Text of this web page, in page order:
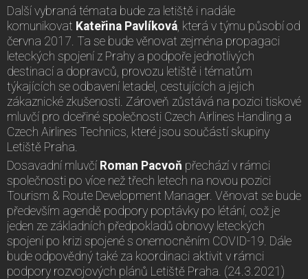
Další vybraná témata bude za letiště i nadále
komunikovat Kateřina Pavlíková , která v týmu působí od
června 2017. Ta se bude věnovat zejména propagaci
leteckých spojení z Prahy a podpoře jednotlivých
destinací a dopravců, provozu letiště i tématům
týkajících se odbavení letadel, cestujících a jejich
zákaznické zkušenosti. Zároveň zůstává na pozici tiskové
mluvčí pro dceřiné společnosti Czech Airlines Handling a
Czech Airlines Technics, které jsou součástí skupiny
Letiště Praha.
Dosavadní mluvčí Roman Pacvoň přechází v rámci
společnosti po více než třech letech na novou pozici
Tourism & Route Development Manager. Věnovat se bude
především agendě podpory poptávky po létání, což je
jeden ze základních předpokladů obnovy leteckých
spojení po krizi spojené s onemocněním COVID-19. Dále
bude odpovědný také za koordinaci aktivit v rámci
podpory rozvojových plánů Letiště Praha. (24.3.2021)